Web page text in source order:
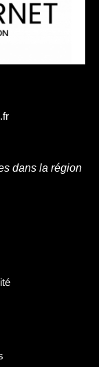
dans la région